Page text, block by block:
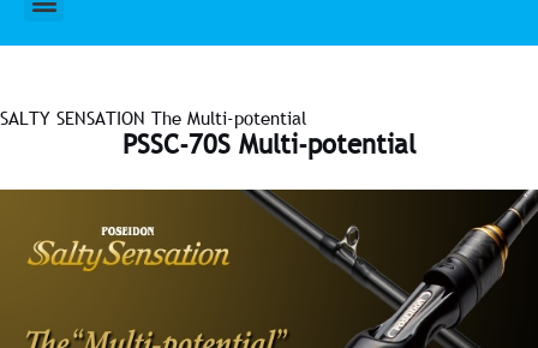
SALTY SENSATION The Multi-potential
PSSC-70S Multi-potential